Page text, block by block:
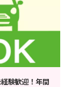
験歓迎！年間